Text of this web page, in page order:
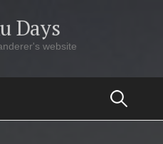
Days
website